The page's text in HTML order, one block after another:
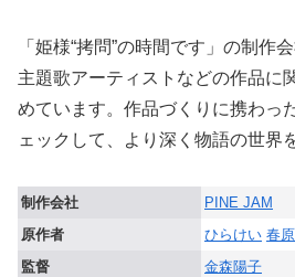
「姫様“拷問”の時間です」の制作
主題歌アーティストなどの作品に
めています。作品づくりに携わっ
ェックして、より深く物語の世界
制作会社
PINE JAM
原作者
ひらけい 春
監督
金森陽子